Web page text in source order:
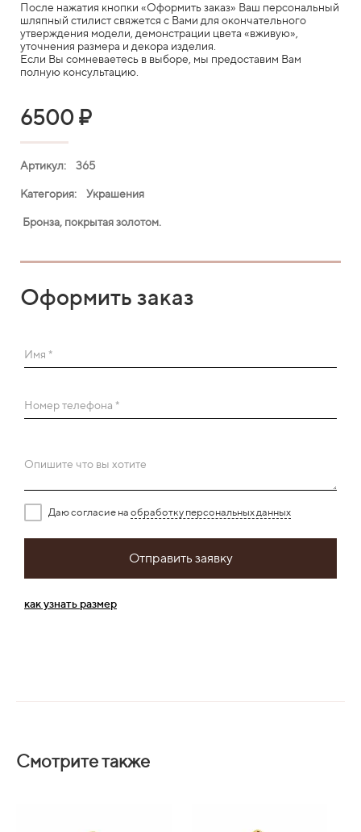
После нажатия кнопки «Оформить заказ» Ваш персональный
шляпный стилист свяжется с Вами для окончательного
утверждения модели, демонстрации цвета «вживую»,
уточнения размера и декора изделия.
Если Вы сомневаетесь в выборе, мы предоставим Вам
полную консультацию.
6500₽
Артикул: 365
Категория: Украшения
Бронза, покрытая золотом.
Оформить заказ
Имя *
Номер телефона *
Опишите что вы хотите
Даю согласие на обработку персональных данных
Отправить заявку
как узнать размер
Смотрите также